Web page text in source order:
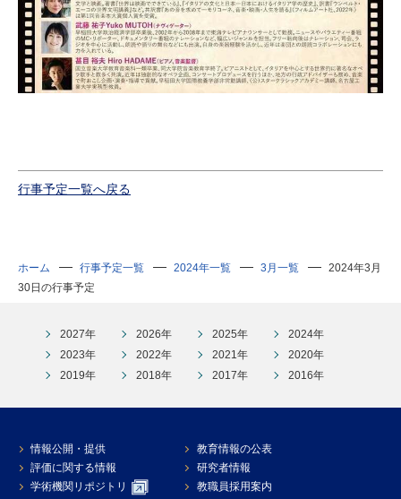
行事予定一覧へ戻る
ホーム 行事予定一覧 2024年一覧 3月一覧
2024年3月
30日の行事予定
2027年 2026年 2025年
2024年
2023年
2022年 2021年
2020年
2019年
2018年 2017年 2016年
情報公開・提供
教育情報の公表
評価に関する情報
研究者情報
学術機関リポジトリ
教職員採用案内